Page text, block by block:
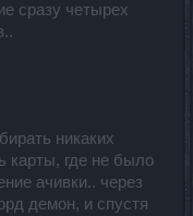
сразу четырех
никаких
карты, где не было
ачивки.. через
демон, и спустя